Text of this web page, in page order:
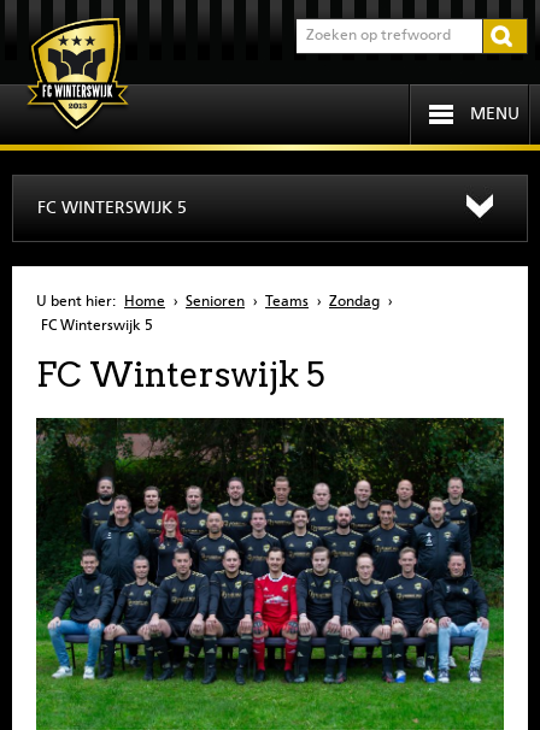
MENU
OVER FCW
INFORMATIE
JEUGD
SENIOREN
SPONSOREN
CONTACT
MENU
FC WINTERSWIJK 5
U bent hier: Home › Senioren › Teams › Zondag ›
FC Winterswijk 5
FC Winterswijk 5